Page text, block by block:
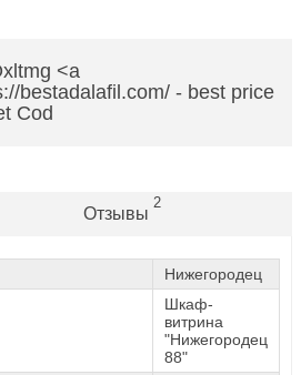
<a
bestadalafil.com/ - best price
Cod
Отзывы
2
Нижегородец
Шкаф-
витрина
"Нижегородец
88"